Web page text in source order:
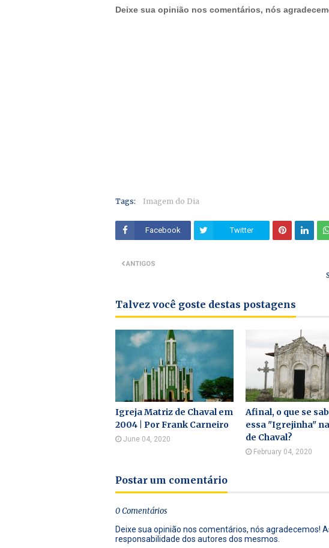
Deixe sua opinião nos comentários, nós
Tags: Imagem do Dia
Facebook Twitter
ANTIGOS
Talvez você goste destas postagens
Igreja Matriz de Chaval em
2004 | Por Frank Carneiro
June 04, 2020
Afinal, o que se
essa "Igrejinha"
de Chaval?
February 04, 2020
Postar um comentário
0 Comentários
Deixe sua opinião nos comentários, nós agradecemos!
responsabilidade dos autores dos mesmos.